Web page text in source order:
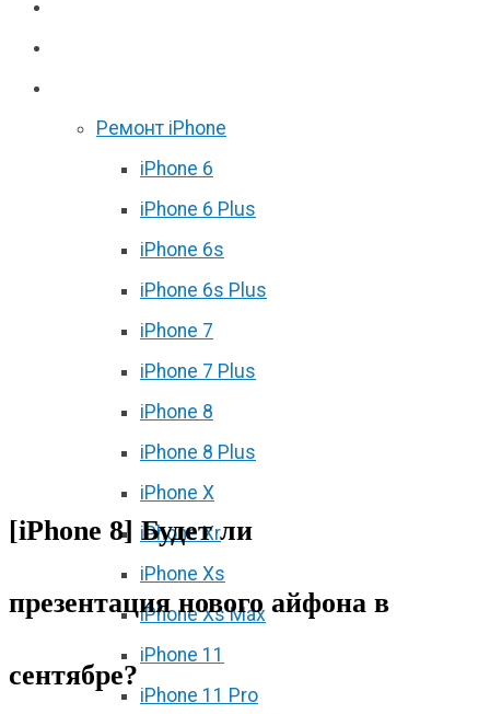
Ремонт iPhone
iPhone 6
iPhone 6 Plus
iPhone 6s
iPhone 6s Plus
iPhone 7
iPhone 7 Plus
iPhone 8
iPhone 8 Plus
iPhone X
iPhone Xr
iPhone Xs
iPhone Xs Max
iPhone 11
iPhone 11 Pro
[iPhone 8] Будет ли
презентация нового айфона в
сентябре?